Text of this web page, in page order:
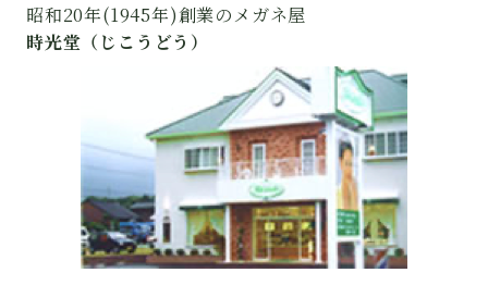
昭和20年(1945年)創業のメガネ屋
時光堂（じこうどう）